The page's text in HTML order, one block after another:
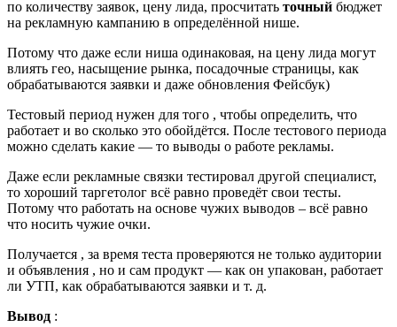
по количеству заявок, цену лида, просчитать точный бюджет
на рекламную кампанию в определённой нише.
Потому что даже если ниша одинаковая, на цену лида могут
влиять гео, насыщение рынка, посадочные страницы, как
обрабатываются заявки и даже обновления Фейсбук)
Тестовый период нужен для того , чтобы определить, что
работает и во сколько это обойдётся. После тестового периода
можно сделать какие — то выводы о работе рекламы.
Даже если рекламные связки тестировал другой специалист,
то хороший таргетолог всё равно проведёт свои тесты.
Потому что работать на основе чужих выводов – всё равно
что носить чужие очки.
Получается , за время теста проверяются не только аудитории
и объявления , но и сам продукт — как он упакован, работает
ли УТП, как обрабатываются заявки и т. д.
Вывод :